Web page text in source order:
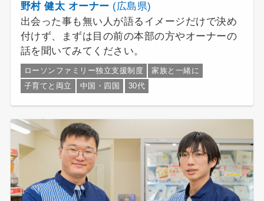
野村 健太 オーナー (広島県)
出会った事も無い人が語るイメージだけで決め
付けず、まずは目の前の本部の方やオーナーの
話を聞いてみてください。
ローソンファミリー独立支援制度
家族と一緒に
子育てと両立
中国・四国 30代